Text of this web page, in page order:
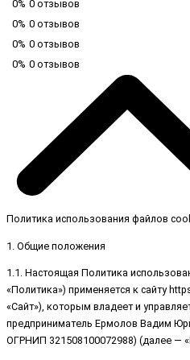
0% 0 отзывов
0% 0 отзывов
0% 0 отзывов
0% 0 отзывов
Политика использования файлов
1. Общие положения
1.1. Настоящая Политика
«Политика») применяется к сайту
«Сайт»), которым владеет и
предприниматель Ермолов Вадим
ОГРНИП 321508100072988) (далее —